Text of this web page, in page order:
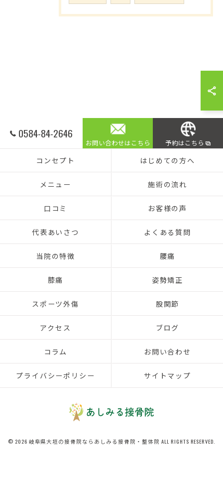
0584-84-2646
お問い合わせはこちら 予約はこちら
コンセプト はじめての方へ
メニュー 施術の流れ
口コミ お客様の声
代表あいさつ よくある質問
当院の特徴 腰痛
膝痛 姿勢矯正
スポーツ外傷 股関節
アクセス ブログ
コラム お問い合わせ
プライバシーポリシー サイトマップ
© 2026 岐阜県大垣の接骨院ならあしみる接骨院・整体院 ALL RIGHTS RESERVED.